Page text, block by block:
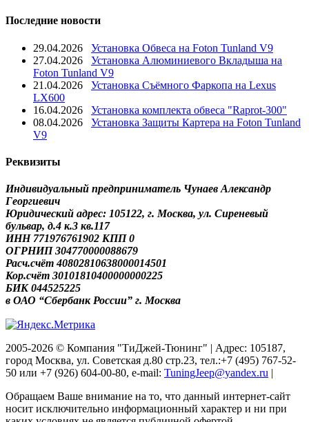
Последние новости
29.04.2026
Установка Обвеса на Foton Tunland V9
27.04.2026
Установка Алюминиевого Вкладыша на
Foton Tunland V9
21.04.2026
Установка Съёмного Фаркопа на Lexus
LX600
16.04.2026
Установка комплекта обвеса "Raprot-300"
08.04.2026
Установка Защиты Картера на Foton Tunland
V9
Реквизиты
Индивидуальный предприниматель Чунаев Александр
Георгиевич
Юридический адрес: 105122, г. Москва, ул. Сиреневый
бульвар, д.4 к.3 кв.117
ИНН 771976761902 КПП 0
ОГРНИП 304770000088679
Расч.счёт 40802810638000014501
Кор.счёт 30101810400000000225
БИК 044525225
в ОАО “Сбербанк России” г. Москва
2005-2026 © Компания "ТиДжей-Тюнинг" | Адрес: 105187,
город Москва, ул. Советская д.80 стр.23, тел.:+7 (495) 767-52-
50 или +7 (926) 604-00-80, e-mail: TuningJeep@yandex.ru |
Обращаем Ваше внимание на то, что данный интернет-сайт
носит исключительно информационный характер и ни при